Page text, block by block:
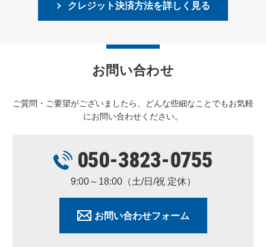
クレジット決済方法を詳しく見る
お問い合わせ
ご質問・ご要望がございましたら、どんな些細なことでもお気軽
にお問い合わせください。
050-3823-0755
9:00～18:00（土/日/祝 定休）
お問い合わせフォーム